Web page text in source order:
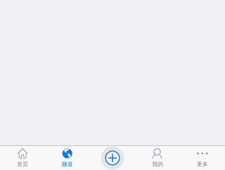
首页 频道 我的 更多